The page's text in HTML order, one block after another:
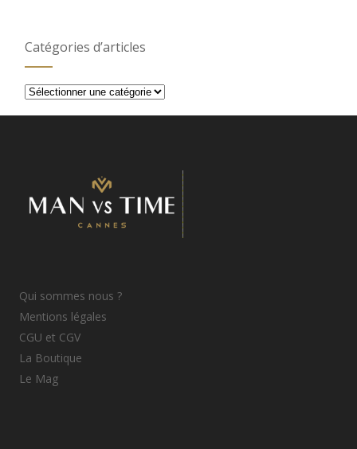
Catégories d’articles
Catégories
Qui sommes nous ?
Mentions légales
CGU et CGV
La Boutique
Le Mag